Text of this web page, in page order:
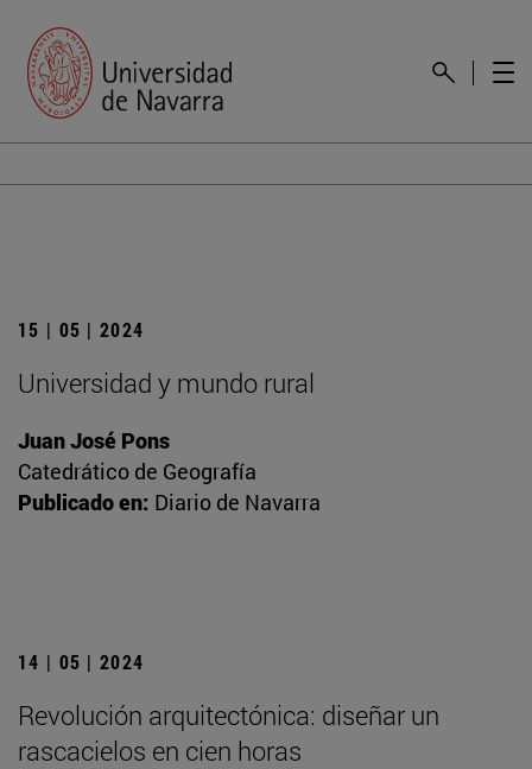
15 | 05 | 2024
Universidad y mundo rural
Juan José Pons
Catedrático de Geografía
Publicado en: Diario de Navarra
14 | 05 | 2024
Revolución arquitectónica: diseñar un
rascacielos en cien horas